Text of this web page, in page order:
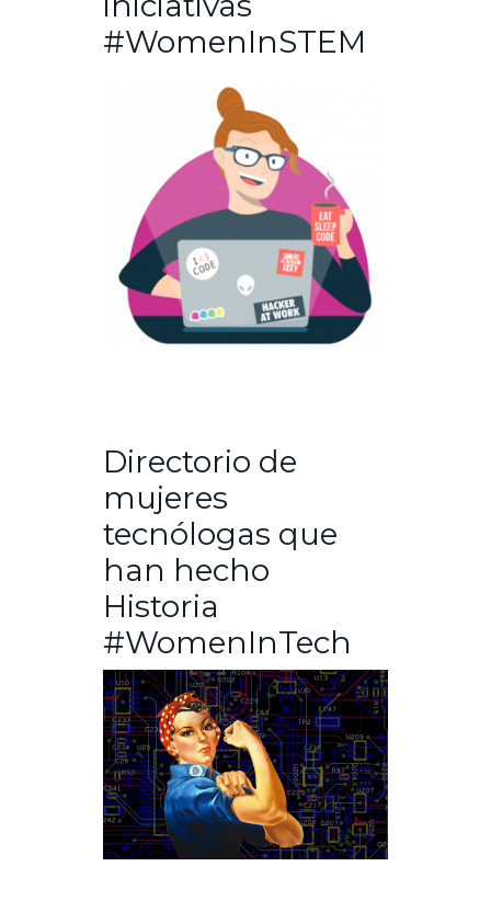
#WomenInSTEM
Directorio de
mujeres
tecnólogas que
han hecho
Historia
#WomenInTech